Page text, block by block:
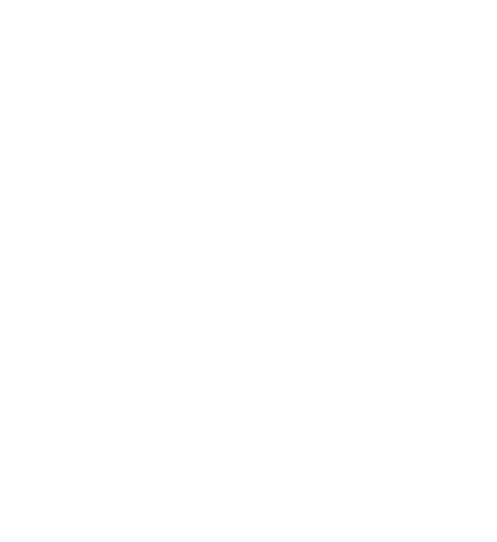
させていただ
ようお願いしま
にご登録され
社の共同利用者
です。
ありません。
です。
ず変更すること
1000ppm以下、
) : 1000ppm、
、
貨物等」とい
可)を取得する
要な手段を講じ
ムロン制御